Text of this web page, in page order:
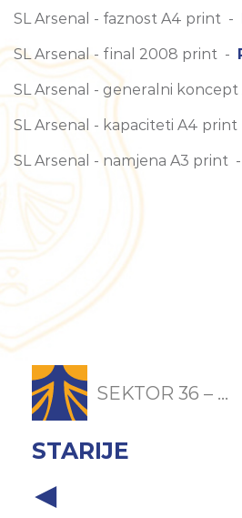
SL Arsenal - faznost A4 print -
SL Arsenal - final 2008 print -
SL Arsenal - generalni
SL Arsenal - kapaciteti A4
SL Arsenal - namjena A3 print -
SEKTOR 36 – ...
STARIJE